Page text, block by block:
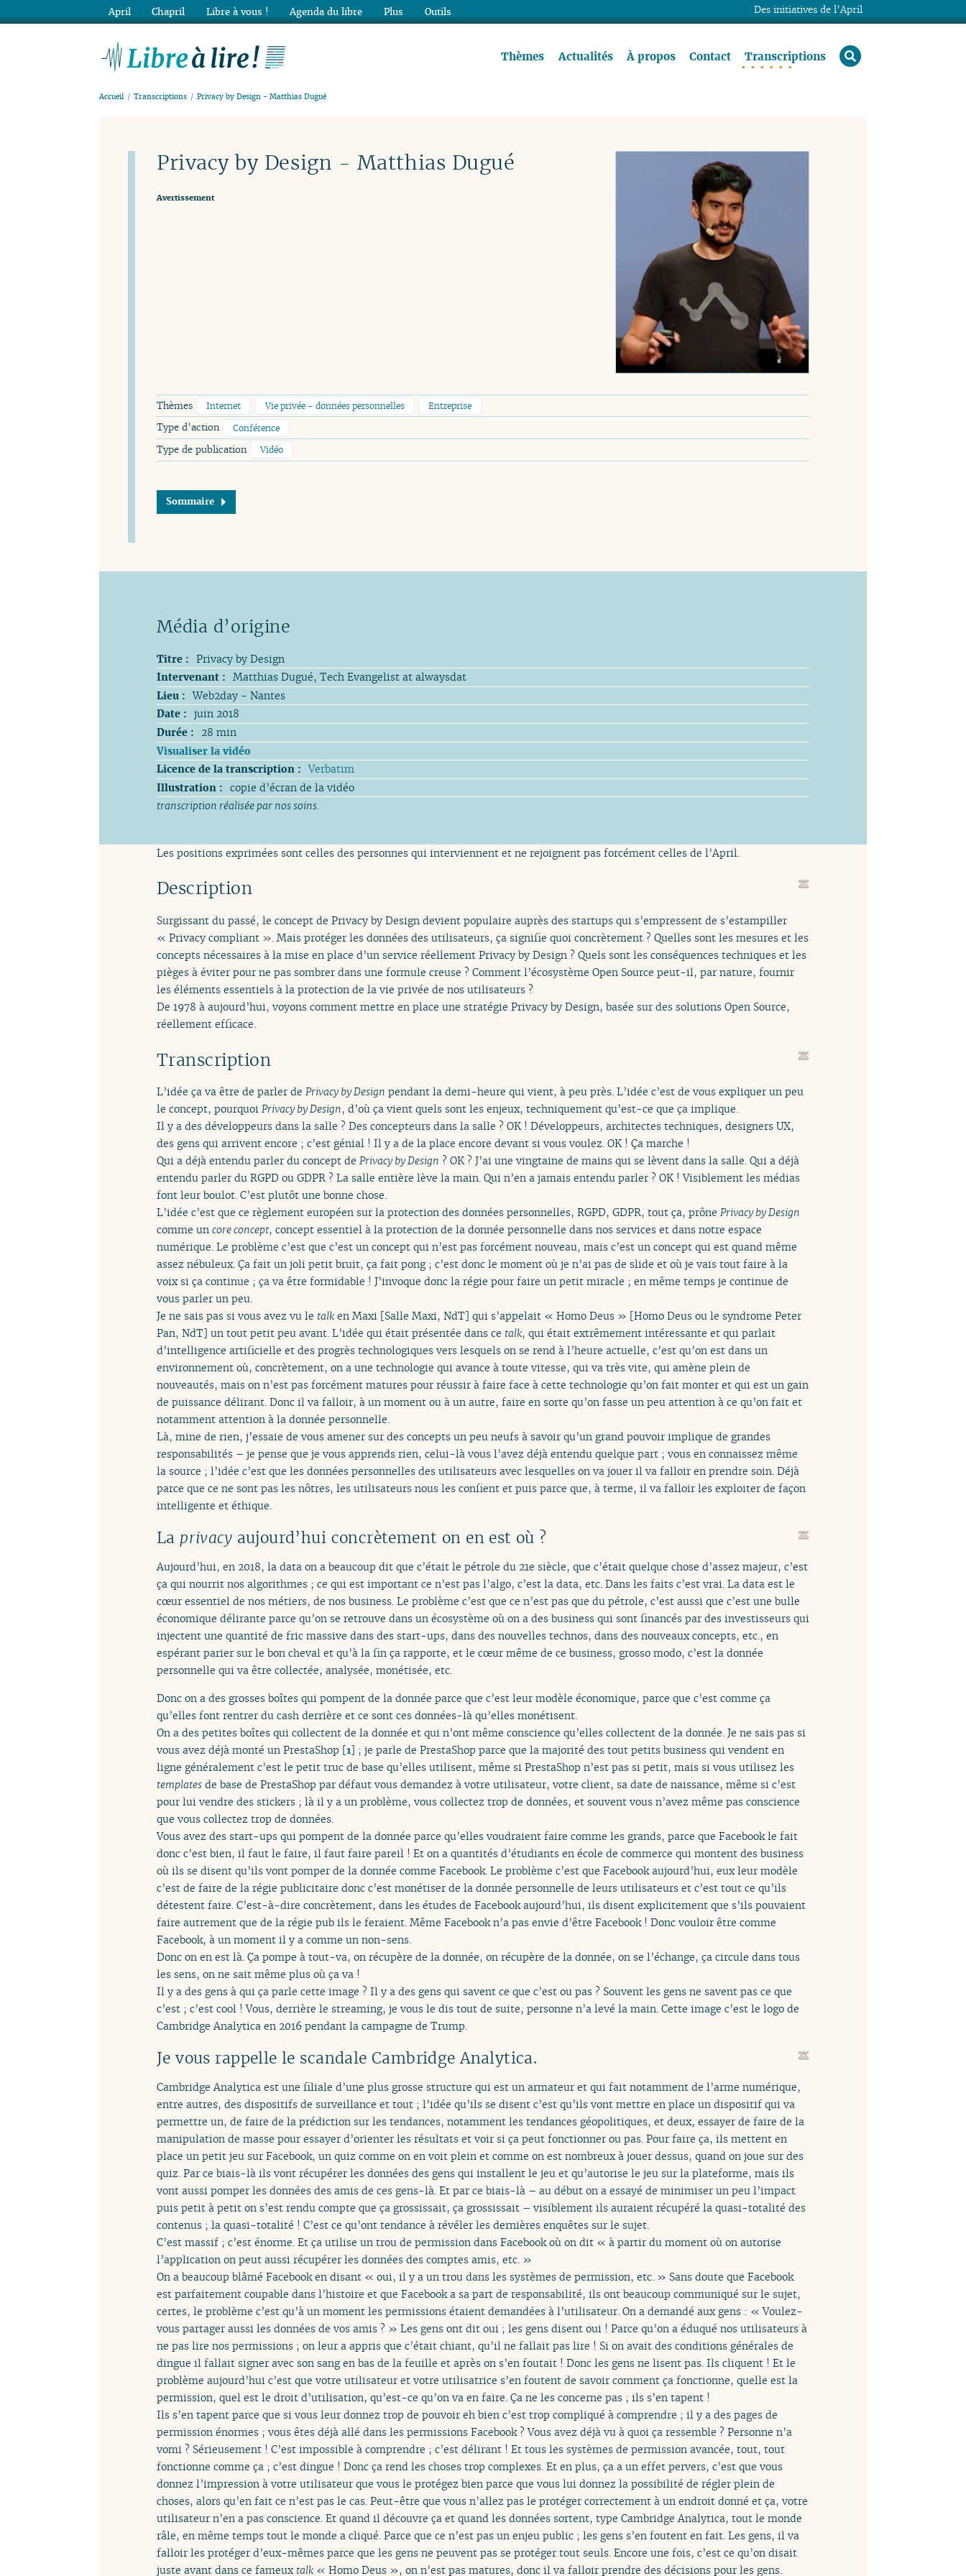
Thèmes Actualités À propos Contact Transcriptions rechercher
Accueil Transcriptions Privacy by Design - Matthias Dugué
Privacy by Design - Matthias Dugué
Avertissement
Thèmes Internet Vie privée - données personnelles Entreprise
Type d’action Conférence
Type de publication Vidéo
Sommaire
Titre : Privacy by Design
Intervenant : Matthias Dugué, Tech Evangelist at alwaysdat
Lieu : Web2day - Nantes
Date : juin 2018
Durée :
28 min
Visualiser la vidéo
Licence de la transcription : Verbatim
Illustration : copie d’écran de la vidéo
transcription réalisée par nos soins.
Les positions exprimées sont celles des personnes qui interviennent et ne rejoignent pas forcément celles de l’April.
Description
Surgissant du passé, le concept de Privacy by Design devient populaire auprès des startups qui s’empressent de s’estampiller
« Privacy compliant ». Mais protéger les données des utilisateurs, ça signifie quoi concrètement ? Quelles sont les mesures et les
concepts nécessaires à la mise en place d’un service réellement Privacy by Design ? Quels sont les conséquences techniques et les
pièges à éviter pour ne pas sombrer dans une formule creuse ? Comment l’écosystème Open Source peut-il, par nature, fournir
les éléments essentiels à la protection de la vie privée de nos utilisateurs ?
De 1978 à aujourd’hui, voyons comment mettre en place une stratégie Privacy by Design, basée sur des solutions Open Source,
réellement efficace.
Transcription
L’idée ça va être de parler de Privacy by Design pendant la demi-heure qui vient, à peu près. L’idée c’est de vous expliquer un peu
le concept, pourquoi Privacy by Design, d’où ça vient quels sont les enjeux, techniquement qu’est-ce que ça implique.
Il y a des développeurs dans la salle ? Des concepteurs dans la salle ? OK ! Développeurs, architectes techniques, designers UX,
des gens qui arrivent encore ; c’est génial ! Il y a de la place encore devant si vous voulez. OK ! Ça marche !
Qui a déjà entendu parler du concept de Privacy by Design ? OK ? J’ai une vingtaine de mains qui se lèvent dans la salle. Qui a déjà
entendu parler du RGPD ou GDPR ? La salle entière lève la main. Qui n’en a jamais entendu parler ? OK ! Visiblement les médias
font leur boulot. C’est plutôt une bonne chose.
L’idée c’est que ce règlement européen sur la protection des données personnelles, RGPD, GDPR, tout ça, prône Privacy by Design
comme un core concept, concept essentiel à la protection de la donnée personnelle dans nos services et dans notre espace
numérique. Le problème c’est que c’est un concept qui n’est pas forcément nouveau, mais c’est un concept qui est quand même
assez nébuleux. Ça fait un joli petit bruit, ça fait pong ; c’est donc le moment où je n’ai pas de slide et où je vais tout faire à la
voix si ça continue ; ça va être formidable ! J’invoque donc la régie pour faire un petit miracle ; en même temps je continue de
vous parler un peu.
Je ne sais pas si vous avez vu le talk en Maxi [Salle Maxi, NdT] qui s’appelait « Homo Deus » [Homo Deus ou le syndrome Peter
Pan, NdT] un tout petit peu avant. L’idée qui était présentée dans ce talk, qui était extrêmement intéressante et qui parlait
d’intelligence artificielle et des progrès technologiques vers lesquels on se rend à l’heure actuelle, c’est qu’on est dans un
environnement où, concrètement, on a une technologie qui avance à toute vitesse, qui va très vite, qui amène plein de
nouveautés, mais on n’est pas forcément matures pour réussir à faire face à cette technologie qu’on fait monter et qui est un gain
de puissance délirant. Donc il va falloir, à un moment ou à un autre, faire en sorte qu’on fasse un peu attention à ce qu’on fait et
notamment attention à la donnée personnelle.
Là, mine de rien, j’essaie de vous amener sur des concepts un peu neufs à savoir qu’un grand pouvoir implique de grandes
responsabilités – je pense que je vous apprends rien, celui-là vous l’avez déjà entendu quelque part ; vous en connaissez même
la source ; l’idée c’est que les données personnelles des utilisateurs avec lesquelles on va jouer il va falloir en prendre soin. Déjà
parce que ce ne sont pas les nôtres, les utilisateurs nous les confient et puis parce que, à terme, il va falloir les exploiter de façon
intelligente et éthique.
La privacy aujourd’hui concrètement on en est où ?
Aujourd’hui, en 2018, la data on a beaucoup dit que c’était le pétrole du 21e siècle, que c’était quelque chose d’assez majeur, c’est
ça qui nourrit nos algorithmes ; ce qui est important ce n’est pas l’algo, c’est la data, etc. Dans les faits c’est vrai. La data est le
cœur essentiel de nos métiers, de nos business. Le problème c’est que ce n’est pas que du pétrole, c’est aussi que c’est une bulle
économique délirante parce qu’on se retrouve dans un écosystème où on a des business qui sont financés par des investisseurs qui
injectent une quantité de fric massive dans des start-ups, dans des nouvelles technos, dans des nouveaux concepts, etc., en
espérant parier sur le bon cheval et qu’à la fin ça rapporte, et le cœur même de ce business, grosso modo, c’est la donnée
personnelle qui va être collectée, analysée, monétisée, etc.
Donc on a des grosses boîtes qui pompent de la donnée parce que c’est leur modèle économique, parce que c’est comme ça
qu’elles font rentrer du cash derrière et ce sont ces données-là qu’elles monétisent.
On a des petites boîtes qui collectent de la donnée et qui n’ont même conscience qu’elles collectent de la donnée. Je ne sais pas si
vous avez déjà monté un PrestaShop [1] ; je parle de PrestaShop parce que la majorité des tout petits business qui vendent en
ligne généralement c’est le petit truc de base qu’elles utilisent, même si PrestaShop n’est pas si petit, mais si vous utilisez les
templates de base de PrestaShop par défaut vous demandez à votre utilisateur, votre client, sa date de naissance, même si c’est
pour lui vendre des stickers ; là il y a un problème, vous collectez trop de données, et souvent vous n’avez même pas conscience
que vous collectez trop de données.
Vous avez des start-ups qui pompent de la donnée parce qu’elles voudraient faire comme les grands, parce que Facebook le fait
donc c’est bien, il faut le faire, il faut faire pareil ! Et on a quantités d’étudiants en école de commerce qui montent des business
où ils se disent qu’ils vont pomper de la donnée comme Facebook. Le problème c’est que Facebook aujourd’hui, eux leur modèle
c’est de faire de la régie publicitaire donc c’est monétiser de la donnée personnelle de leurs utilisateurs et c’est tout ce qu’ils
détestent faire. C’est-à-dire concrètement, dans les études de Facebook aujourd’hui, ils disent explicitement que s’ils pouvaient
faire autrement que de la régie pub ils le feraient. Même Facebook n’a pas envie d’être Facebook ! Donc vouloir être comme
Facebook, à un moment il y a comme un non-sens.
Donc on en est là. Ça pompe à tout-va, on récupère de la donnée, on récupère de la donnée, on se l’échange, ça circule dans tous
les sens, on ne sait même plus où ça va !
Il y a des gens à qui ça parle cette image ? Il y a des gens qui savent ce que c’est ou pas ? Souvent les gens ne savent pas ce que
c’est ; c’est cool ! Vous, derrière le streaming, je vous le dis tout de suite, personne n’a levé la main. Cette image c’est le logo de
Cambridge Analytica en 2016 pendant la campagne de Trump.
Je vous rappelle le scandale Cambridge Analytica.
Cambridge Analytica est une filiale d’une plus grosse structure qui est un armateur et qui fait notamment de l’arme numérique,
entre autres, des dispositifs de surveillance et tout ; l’idée qu’ils se disent c’est qu’ils vont mettre en place un dispositif qui va
permettre un, de faire de la prédiction sur les tendances, notamment les tendances géopolitiques, et deux, essayer de faire de la
manipulation de masse pour essayer d’orienter les résultats et voir si ça peut fonctionner ou pas. Pour faire ça, ils mettent en
place un petit jeu sur Facebook, un quiz comme on en voit plein et comme on est nombreux à jouer dessus, quand on joue sur des
quiz. Par ce biais-là ils vont récupérer les données des gens qui installent le jeu et qu’autorise le jeu sur la plateforme, mais ils
vont aussi pomper les données des amis de ces gens-là. Et par ce biais-là – au début on a essayé de minimiser un peu l’impact
puis petit à petit on s’est rendu compte que ça grossissait, ça grossissait – visiblement ils auraient récupéré la quasi-totalité des
contenus ; la quasi-totalité ! C’est ce qu’ont tendance à révéler les dernières enquêtes sur le sujet.
C’est massif ; c’est énorme. Et ça utilise un trou de permission dans Facebook où on dit « à partir du moment où on autorise
l’application on peut aussi récupérer les données des comptes amis, etc. »
On a beaucoup blâmé Facebook en disant « oui, il y a un trou dans les systèmes de permission, etc. » Sans doute que Facebook
est parfaitement coupable dans l’histoire et que Facebook a sa part de responsabilité, ils ont beaucoup communiqué sur le sujet,
certes, le problème c’est qu’à un moment les permissions étaient demandées à l’utilisateur. On a demandé aux gens : « Voulez-
vous partager aussi les données de vos amis ? » Les gens ont dit oui ; les gens disent oui ! Parce qu’on a éduqué nos utilisateurs à
ne pas lire nos permissions ; on leur a appris que c’était chiant, qu’il ne fallait pas lire ! Si on avait des conditions générales de
dingue il fallait signer avec son sang en bas de la feuille et après on s’en foutait ! Donc les gens ne lisent pas. Ils cliquent ! Et le
problème aujourd’hui c’est que votre utilisateur et votre utilisatrice s’en foutent de savoir comment ça fonctionne, quelle est la
permission, quel est le droit d’utilisation, qu’est-ce qu’on va en faire. Ça ne les concerne pas ; ils s’en tapent !
Ils s’en tapent parce que si vous leur donnez trop de pouvoir eh bien c’est trop compliqué à comprendre ; il y a des pages de
permission énormes ; vous êtes déjà allé dans les permissions Facebook ? Vous avez déjà vu à quoi ça ressemble ? Personne n’a
vomi ? Sérieusement ! C’est impossible à comprendre ; c’est délirant ! Et tous les systèmes de permission avancée, tout, tout
fonctionne comme ça ; c’est dingue ! Donc ça rend les choses trop complexes. Et en plus, ça a un effet pervers, c’est que vous
donnez l’impression à votre utilisateur que vous le protégez bien parce que vous lui donnez la possibilité de régler plein de
choses, alors qu’en fait ce n’est pas le cas. Peut-être que vous n’allez pas le protéger correctement à un endroit donné et ça, votre
utilisateur n’en a pas conscience. Et quand il découvre ça et quand les données sortent, type Cambridge Analytica, tout le monde
râle, en même temps tout le monde a cliqué. Parce que ce n’est pas un enjeu public ; les gens s’en foutent en fait. Les gens, il va
falloir les protéger d’eux-mêmes parce que les gens ne peuvent pas se protéger tout seuls. Encore une fois, c’est ce qu’on disait
juste avant dans ce fameux talk « Homo Deus », on n’est pas matures, donc il va falloir prendre des décisions pour les gens.
Des initiatives de l’April
April Chapril Libre à vous ! Agenda du libre Plus Outils